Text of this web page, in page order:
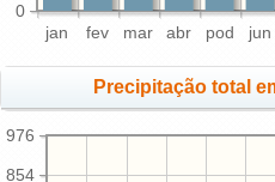
jan fev mar abr pod jun
0
Precipitação total
854
976